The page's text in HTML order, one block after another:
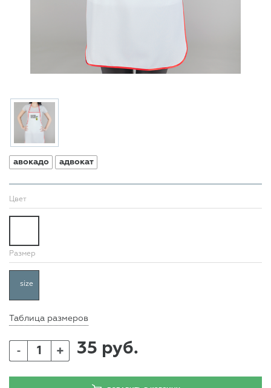
авокадо адвокат
Цвет
Размер
size
Таблица размеров
- + 35 руб.